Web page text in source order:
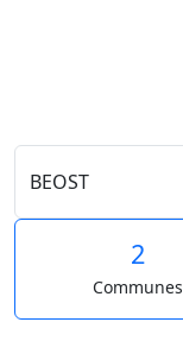
2
Communes